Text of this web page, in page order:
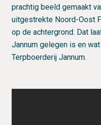
prachtig beeld gemaakt
uitgestrekte Noord-Oost
op de achtergrond. Dat
Jannum gelegen is en
Terpboerderij Jannum.